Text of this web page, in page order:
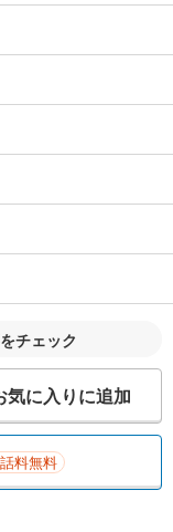
ください。実際にお
。
チェック
気に入りに追加
料無料